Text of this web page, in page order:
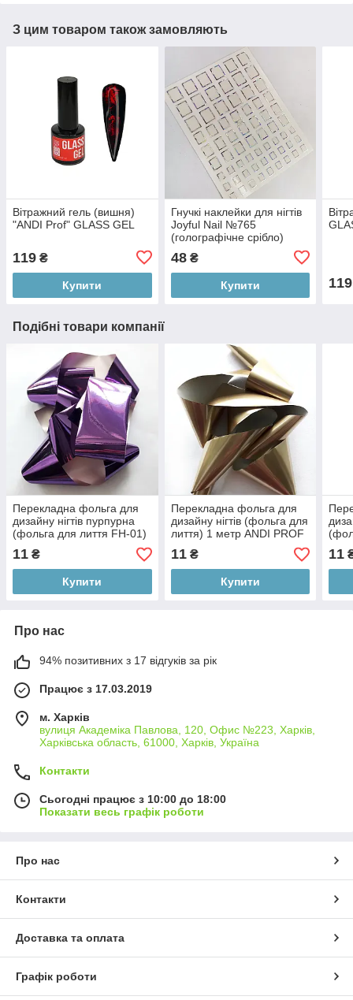
З цим товаром також замовляють
Вітражний гель (вишня)
"ANDI Prof" GLASS GEL
119 ₴
Купити
Гнучкі наклейки для нігтів
Joyful Nail №765
(голографічне срібло)
48₴
Купити 119
Подібні товари компанії
Перекладна фольга для
дизайну нігтів пурпурна
(фольга для лиття FH-01)
1 метр ANDI PROF
11 ₴
Купити
Перекладна фольга для
дизайну нігтів (фольга для
лиття) 1 метр ANDI PROF
матова бронза
11₴
Купити
08)
11
Про нас
94% позитивних з 17 відгуків за рік
Працює з 17.03.2019
м. Харків
вулиця Академіка Павлова, 120, Офис №223, Харків,
Харківська область, 61000, Харків, Україна
Контакти
Сьогодні працює з 10:00 до 18:00
Показати весь графік роботи
Про нас
Контакти
Доставка та оплата
Графік роботи